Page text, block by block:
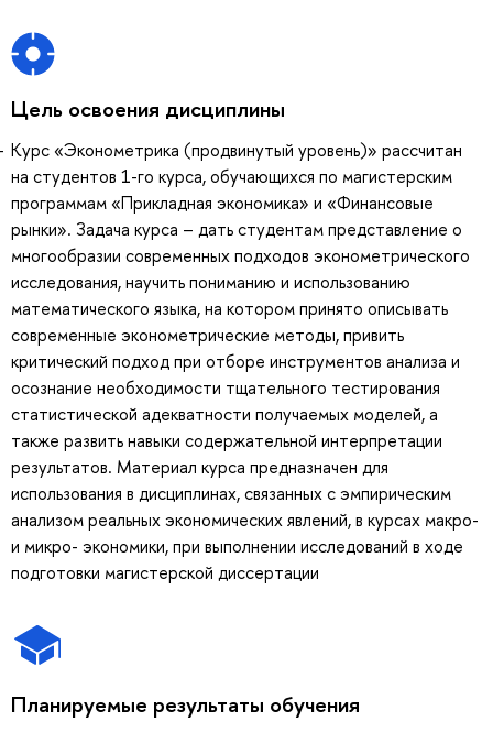
Цель освоения дисциплины
Курс «Эконометрика (продвинутый уровень)» рассчитан
на студентов 1-го курса, обучающихся по магистерским
программам «Прикладная экономика» и «Финансовые
рынки». Задача курса – дать студентам представление о
многообразии современных подходов эконометрического
исследования, научить пониманию и использованию
математического языка, на котором принято описывать
современные эконометрические методы, привить
критический подход при отборе инструментов анализа и
осознание необходимости тщательного тестирования
статистической адекватности получаемых моделей, а
также развить навыки содержательной интерпретации
результатов. Материал курса предназначен для
использования в дисциплинах, связанных с эмпирическим
анализом реальных экономических явлений, в курсах макро-
и микро- экономики, при выполнении исследований в ходе
подготовки магистерской диссертации
Планируемые результаты обучения